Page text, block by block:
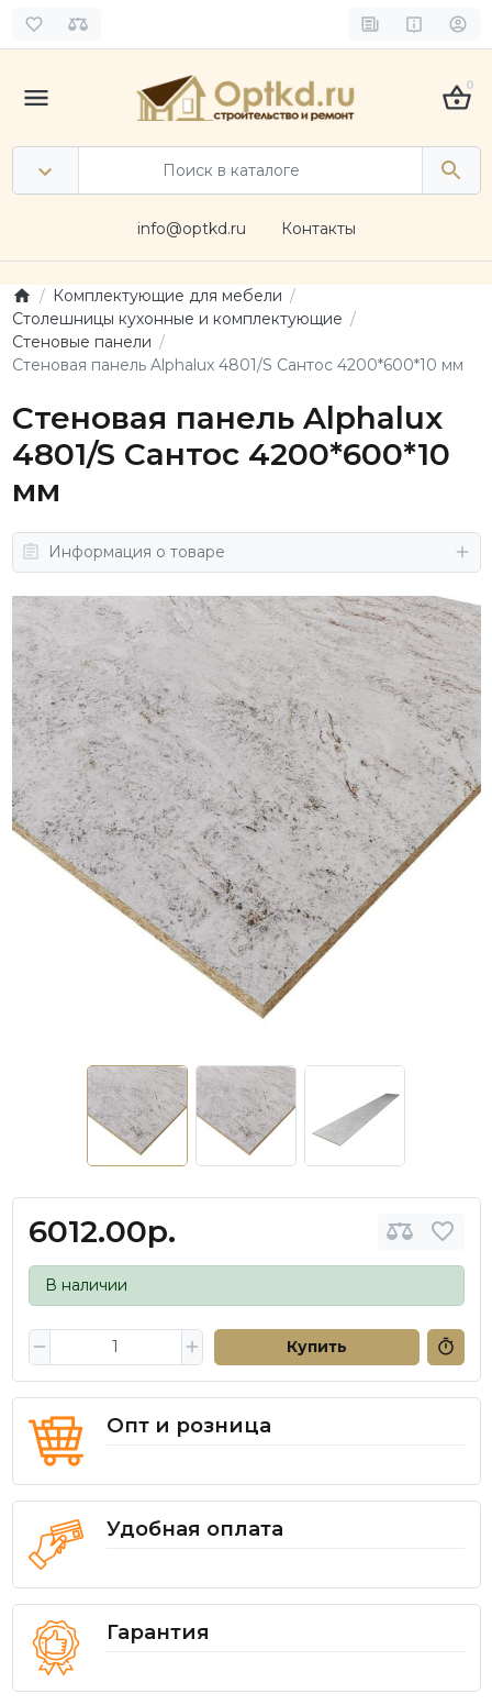
0
info@optkd.ru Контакты
Комплектующие для мебели
Столешницы кухонные и комплектующие
Стеновые панели
Cтеновая панель Alphalux 4801/S Сантос 4200*600*10 мм
Cтеновая панель Alphalux
4801/S Сантос 4200*600*10
мм
Информация о товаре
6012.00р.
В наличии
Купить
Опт и розница
Удобная оплата
Гарантия